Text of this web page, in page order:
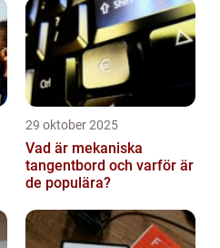
29 oktober 2025
Vad är mekaniska
tangentbord och varför är
de populära?